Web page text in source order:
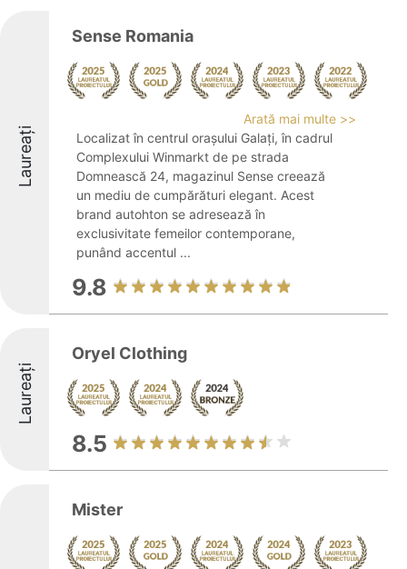
Laureați
Sense Romania
Arată mai multe >>
Localizat în centrul orașului Galați, în cadrul
Complexului Winmarkt de pe strada
Domnească 24, magazinul Sense creează
un mediu de cumpărături elegant. Acest
brand autohton se adresează în
exclusivitate femeilor contemporane,
punând accentul ...
9.8
Laureați
Oryel Clothing
8.5
Mister